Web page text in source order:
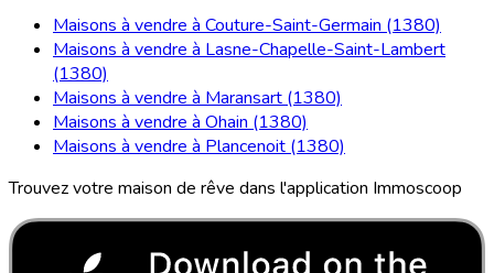
Maisons à vendre à Couture-Saint-Germain (1380)
Maisons à vendre à Lasne-Chapelle-Saint-Lambert
(1380)
Maisons à vendre à Maransart (1380)
Maisons à vendre à Ohain (1380)
Maisons à vendre à Plancenoit (1380)
Trouvez votre maison de rêve dans l'application Immoscoop